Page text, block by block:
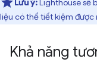
Lưu ý: Lighthouse sẽ
liệu có thể tiết kiệm được
Khả năng